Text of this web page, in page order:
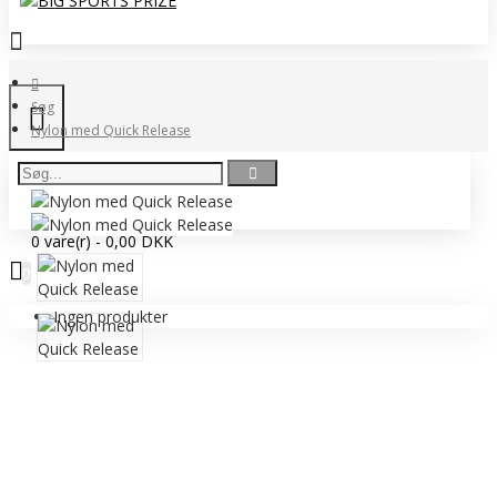
0 vare(r) - 0,00 DKK
Ingen produkter
Søg
Nylon med Quick Release